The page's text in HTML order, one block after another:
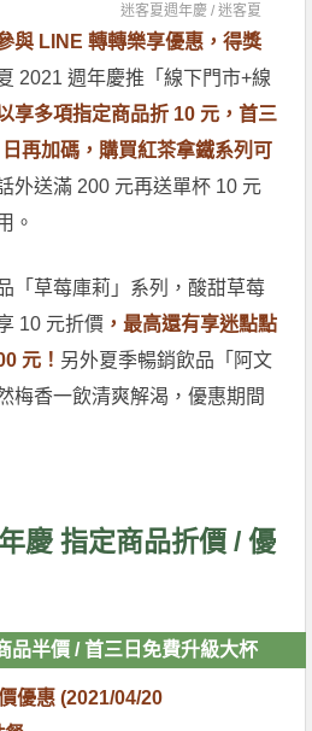
迷客夏週年慶 /迷客夏
與 LINE 轉轉樂享優惠，得獎
2021 週年慶推「線下門市+線
享多項指定商品折 10 元，首三
再加碼，購買紅茶拿鐵系列可
外送滿 200 元再送單杯 10 元
。
「草莓庫莉」系列，酸甜草莓
10 元折價 ，最高還有享迷點點
元！ 另外夏季暢銷飲品「阿文
梅香一飲清爽解渴，優惠期間
慶 指定商品折價 / 優
品半價 / 首三日免費升級大杯
優惠 (2021/04/20